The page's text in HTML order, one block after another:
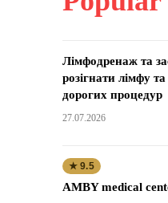
Лімфодренаж та
розігнати лімфу
дорогих процедур
27.07.2026
★ 9.5
AMBY medical